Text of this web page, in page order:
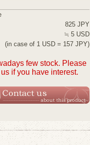
825 JPY
≒ 5 USD
(in case of 1 USD = 157 JPY)
few stock. Please
if you have interest.